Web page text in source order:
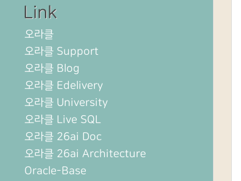
Link
오라클
오라클 Support
오라클 Blog
오라클 Edelivery
오라클 University
오라클 Live SQL
오라클 26ai Doc
오라클 26ai Architecture
Oracle-Base